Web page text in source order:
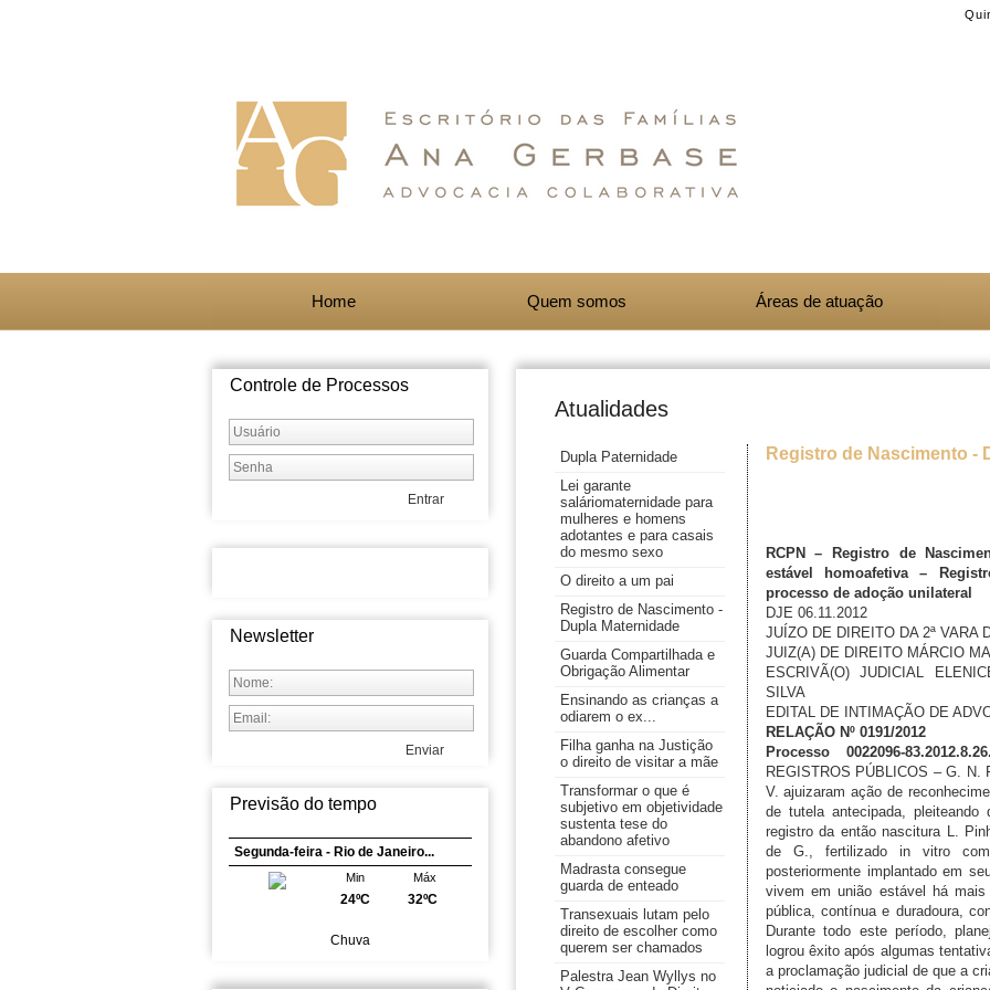
Home Quem somos Áreas de atuação
Controle de Processos
Entrar
Newsletter
Enviar
Previsão do tempo
Segunda-feira - Rio de Janeiro...
Máx
32ºC
Min
24ºC
Chuva
Atualidades
Registro de Nascimento -
RCPN – Registro de
estável homoafetiva –
processo de adoção unilateral
DJE 06.11.2012
JUÍZO DE DIREITO DA 2ª VARA
JUIZ(A) DE DIREITO MÁRCIO
ESCRIVÃ(O) JUDICIAL
SILVA
EDITAL DE INTIMAÇÃO DE
RELAÇÃO Nº 0191/2012
Processo 0022096-
Dupla Paternidade
Lei garante
saláriomaternidade para
mulheres e homens
adotantes e para casais
do mesmo sexo
O direito a um pai
Registro de Nascimento -
Dupla Maternidade
Guarda Compartilhada e
Obrigação Alimentar
Ensinando as crianças a
odiarem o ex...
Filha ganha na Justição
o direito de visitar a mãe
Transformar o que é
subjetivo em objetividade
sustenta tese do
abandono afetivo
Madrasta consegue
guarda de enteado
Transexuais lutam pelo
direito de escolher como
querem ser chamados
Palestra Jean Wyllys no